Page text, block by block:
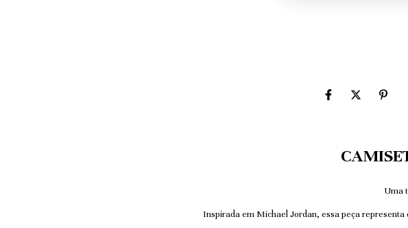
Uma
Inspirada em Michael Jordan, essa peça